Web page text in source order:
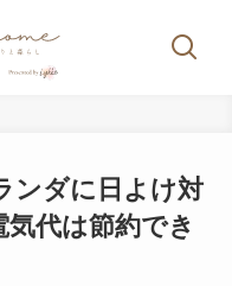
ンダに日よけ対
代は節約でき